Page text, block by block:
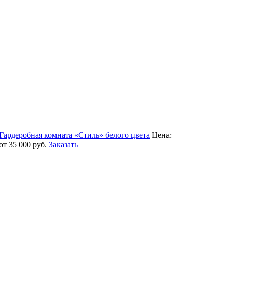
комната «Стиль» белого цвета Цена:
35 000 руб. Заказать